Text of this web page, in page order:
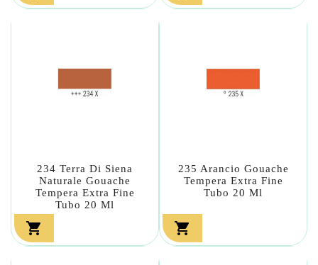
234 Terra Di Siena
Naturale Gouache
Tempera Extra Fine
Tubo 20 Ml

235 Arancio Gouache
Tempera Extra Fine
Tubo 20 Ml
